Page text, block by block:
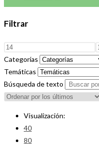
Filtrar
Categorías
Temáticas
Búsqueda de texto
Visualización:
40
80